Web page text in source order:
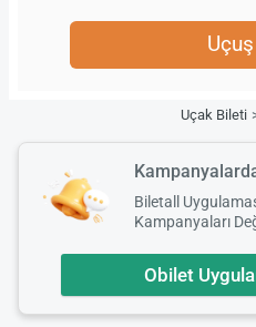
Uçak Bileti
Biletall
Kampanyaları
Obilet